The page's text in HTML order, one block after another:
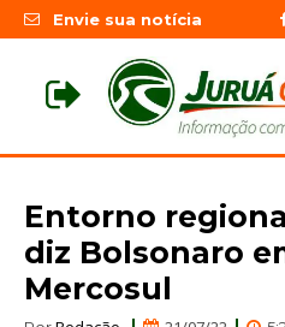
Envie sua notícia
Entorno
diz Bolsonaro
Mercosul